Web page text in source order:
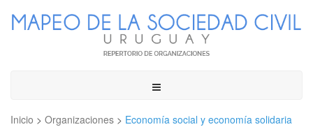
Toggle
Inicio > Organizaciones > Economía social y economía solidaria